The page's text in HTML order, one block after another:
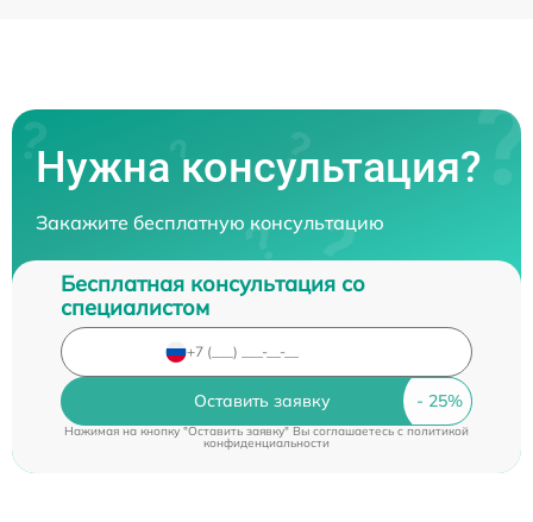
Нужна консультация?
Закажите бесплатную консультацию
Бесплатная консультация со
специалистом
Оставить заявку
Нажимая на кнопку "Оставить заявку" Вы соглашаетесь cполитикой
конфиденциальности